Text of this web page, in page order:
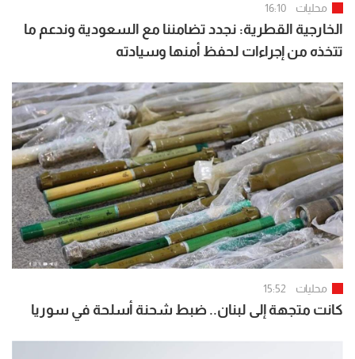
محليات 16:10
الخارجية القطرية: نجدد تضامننا مع السعودية وندعم ما
تتخذه من إجراءات لحفظ أمنها وسيادته
محليات 15:52
كانت متجهة إلى لبنان.. ضبط شحنة أسلحة في سوريا